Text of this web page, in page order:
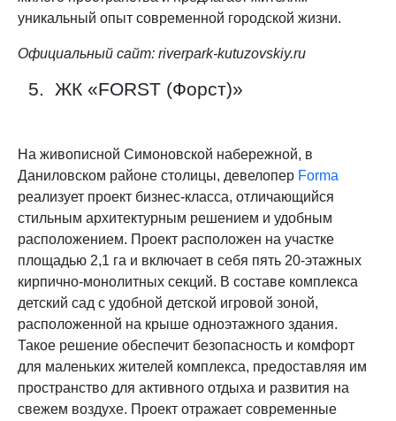
уникальный опыт современной городской жизни.
Официальный сайт: riverpark-kutuzovskiy.ru
5. ЖК «FORST (Форст)»
На живописной Симоновской набережной, в
Даниловском районе столицы, девелопер Forma
реализует проект бизнес-класса, отличающийся
стильным архитектурным решением и удобным
расположением. Проект расположен на участке
площадью 2,1 га и включает в себя пять 20-этажных
кирпично-монолитных секций. В составе комплекса
детский сад с удобной детской игровой зоной,
расположенной на крыше одноэтажного здания.
Такое решение обеспечит безопасность и комфорт
для маленьких жителей комплекса, предоставляя им
пространство для активного отдыха и развития на
свежем воздухе. Проект отражает современные